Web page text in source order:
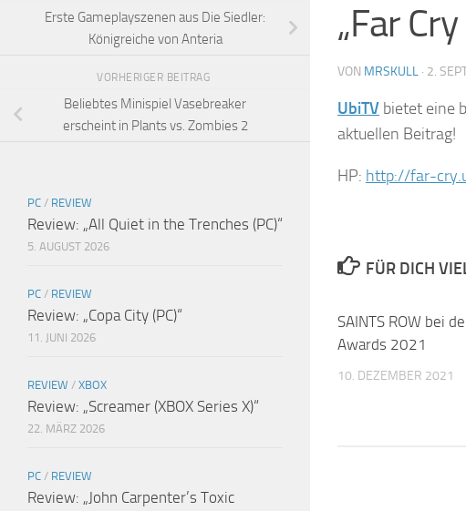
„Far
VON MRSKULL · 2.
UbiTV bietet eine
aktuellen Beitrag!
HP: http://far-
FÜR DICH
SAINTS ROW bei
Awards 2021
10. DEZEMBER 2021
Erste Gameplayszenen aus Die Siedler:
Königreiche von Anteria
VORHERIGER BEITRAG
Beliebtes Minispiel Vasebreaker
erscheint in Plants vs. Zombies 2
PC / REVIEW
Review: „All Quiet in the Trenches (PC)“
5. AUGUST 2026
PC / REVIEW
Review: „Copa City (PC)“
11. JUNI 2026
REVIEW / XBOX
Review: „Screamer (XBOX Series X)“
22. MÄRZ 2026
PC / REVIEW
Review: „John Carpenter’s Toxic